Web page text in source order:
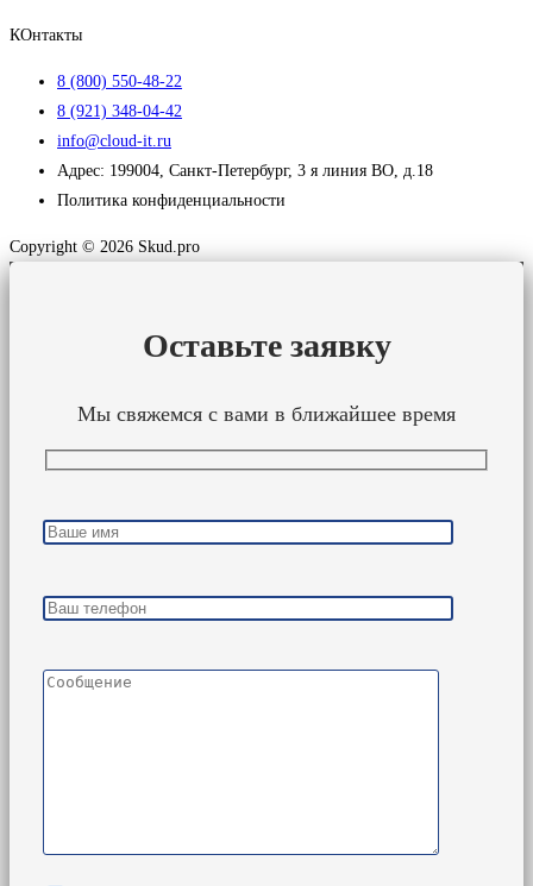
КОнтакты
8 (800) 550-48-22
8 (921) 348-04-42
info@cloud-it.ru
Адрес: 199004, Санкт-Петербург, 3 я линия ВО, д.18
Политика конфиденциальности
Copyright © 2026 Skud.pro
Оставьте заявку
Мы свяжемся с вами в ближайшее время